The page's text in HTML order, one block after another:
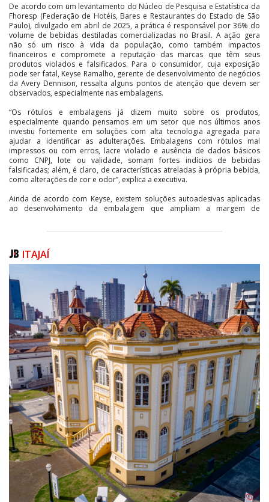
De acordo com um levantamento do Núcleo de Pesquisa e Estatística da
Fhoresp (Federação de Hotéis, Bares e Restaurantes do Estado de São
Paulo), divulgado em abril de 2025, a prática é responsável por 36% do
volume de bebidas destiladas comercializadas no Brasil. A ação gera
não só um risco à vida da população, como também impactos
financeiros e compromete a reputação das marcas que têm seus
produtos violados e falsificados. Para o consumidor, cuja exposição
pode ser fatal, Keyse Ramalho, gerente de desenvolvimento de negócios
da Avery Dennison, ressalta alguns pontos de atenção que devem ser
observados, especialmente nas embalagens.
“Os rótulos e embalagens já dizem muito sobre os produtos,
especialmente quando pensamos em um setor que nos últimos anos
investiu fortemente em soluções com alta tecnologia agregada para
ajudar a identificar as adulterações. Embalagens com rótulos mal
impressos ou com erros, lacre violado e ausência de dados básicos
como CNPJ, lote ou validade, somam fortes indícios de bebidas
falsificadas; além, é claro, de características atreladas à própria bebida,
como alterações de cor e odor”, explica a executiva.
Ainda de acordo com Keyse, existem soluções autoadesivas aplicadas
ao desenvolvimento da embalagem que ampliam a margem de
recentes e pouco utilizadas no mercado de bebidas — possibilita manter
a rastreabilidade, identificar e inibir tentativas de adulteração ou
substituição do conteúdo da embalagem, além de garantir o
acompanhamento em todo o processo. Dessa forma, o consumidor
passa a ter mais segurança e confiança na autenticidade do produto que
consome.
“Por isso é tão importante ter atenção ao conteúdo e à embalagem,
antes de iniciar o consumo. Mais do que um recurso estético, rótulos,
etiquetas, tags de rastreabilidade e lacres funcionam como uma camada
extra que aumenta a proteção, garantindo que o produto chegue ao
consumidor nas mesmas condições em que saiu da fábrica. Marcas
confiáveis investem continuamente em soluções que unem originalidade,
qualidade e segurança, adotando tecnologias capazes de dificultar
fraudes e oferecer sinais visíveis de violação. Assim, ao observar uma
embalagem íntegra e com informações claras sobre procedência, lote e
validade, o consumidor tem um indicativo importante de que está
adquirindo uma bebida autêntica e segura”, complementa Keyse.
Para ilustrar, a executiva usa como exemplo as etiquetas e rótulos
autoadesivos de alta tecnologia oferecidos pela companhia, entre eles,
soluções de segurança como as da categoria VOID (etiquetas que ao
serem removidas revelam a palavra que identifica conteúdo violado
“VOID”).
“Outras opções são os lacres de segurança, que se rompem ao serem
removidos, evidenciando a abertura da embalagem; as etiquetas
ITAJAÍ